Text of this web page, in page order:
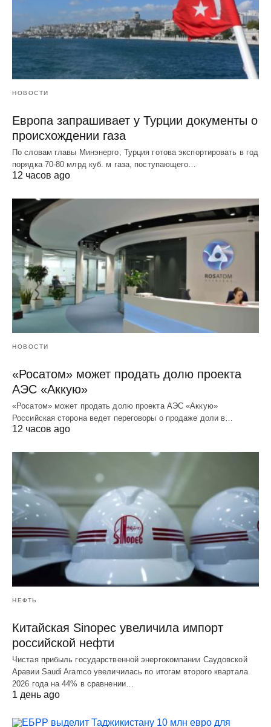
НОВОСТИ
Европа запрашивает у Турции документы о
происхождении газа
По словам главы Минэнерго, Турция готова экспортировать в год
порядка 70-80 млрд куб. м газа, поступающего…
12 часов ago
НОВОСТИ
«Росатом» может продать долю проекта
АЭС «Аккую»
«Росатом» может продать долю проекта АЭС «Аккую»
Российская сторона ведет переговоры о продаже доли в…
12 часов ago
НЕФТЬ
Китайская Sinopec увеличила импорт
российской нефти
Чистая прибыль государственной энергокомпании Саудовской
Аравии Saudi Aramco увеличилась по итогам второго квартала
2026 года на 44% в сравнении…
1 день ago